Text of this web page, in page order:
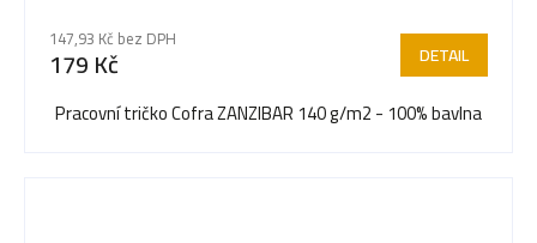
147,93 Kč bez DPH
179 Kč DETAIL
Pracovní tričko Cofra ZANZIBAR 140 g/m2 - 100% bavlna